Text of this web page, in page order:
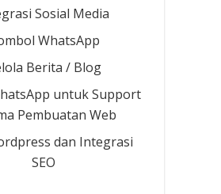
Sosial Media
WhatsApp
Berita / Blog
untuk Support
Pembuatan Web
dan Integrasi
SEO